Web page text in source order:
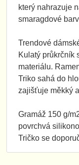
který nahrazuje
smaragdové
Trendové
Kulatý průkrčník
materiálu.
Triko sahá do
zajišťuje měkký
Gramáž 150 g/
povrchvá
Tričko se